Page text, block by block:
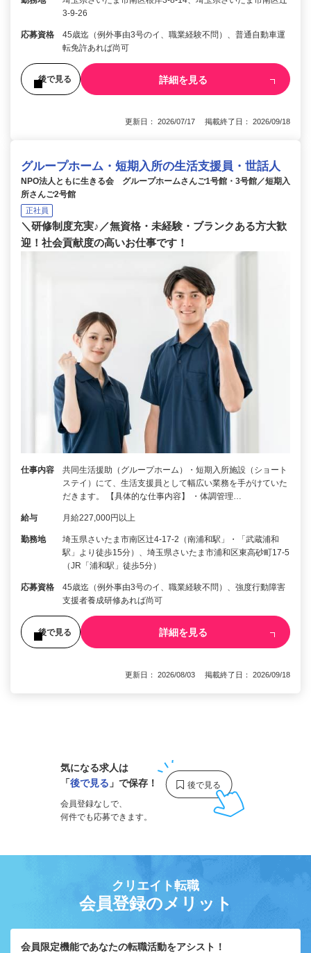
3-9-26
応募資格
45歳迄（例外事由3号のイ、職業経験不問）、普通自動車運
転免許あれば尚可
後で見る 詳細を見る
更新日： 2026/07/17 掲載終了日： 2026/09/18
グループホーム・短期入所の生活支援員・世話人
NPO法人ともに生きる会 グループホームさんご1号館・3号館／短期入
所さんご2号館
正社員
＼研修制度充実♪／無資格・未経験・ブランクある方大歓
迎！社会貢献度の高いお仕事です！
仕事内容
共同生活援助（グループホーム）・短期入所施設（ショート
ステイ）にて、生活支援員として幅広い業務を手がけていた
だきます。 【具体的な仕事内容】 ・体調管理…
給与 月給227,000円以上
勤務地
埼玉県さいたま市南区辻4-17-2（南浦和駅」・「武蔵浦和
駅」より徒歩15分）、埼玉県さいたま市浦和区東高砂町17-5
（JR「浦和駅」徒歩5分）
応募資格
45歳迄（例外事由3号のイ、職業経験不問）、強度行動障害
支援者養成研修あれば尚可
後で見る 詳細を見る
更新日： 2026/08/03 掲載終了日： 2026/09/18
気になる求人は
「後で見る 」で保存！
会員登録なしで、
何件でも応募できます。
クリエイト転職
会員登録のメリット
会員限定機能であなたの転職活動をアシスト！